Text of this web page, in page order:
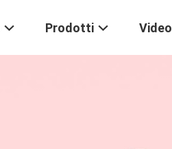
Prodotti Video